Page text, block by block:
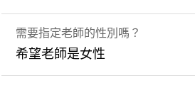
需要指定老師的性別嗎？
希望老師是女性